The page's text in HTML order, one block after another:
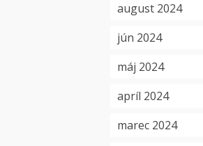
august 2024
jún 2024
máj 2024
apríl 2024
marec 2024